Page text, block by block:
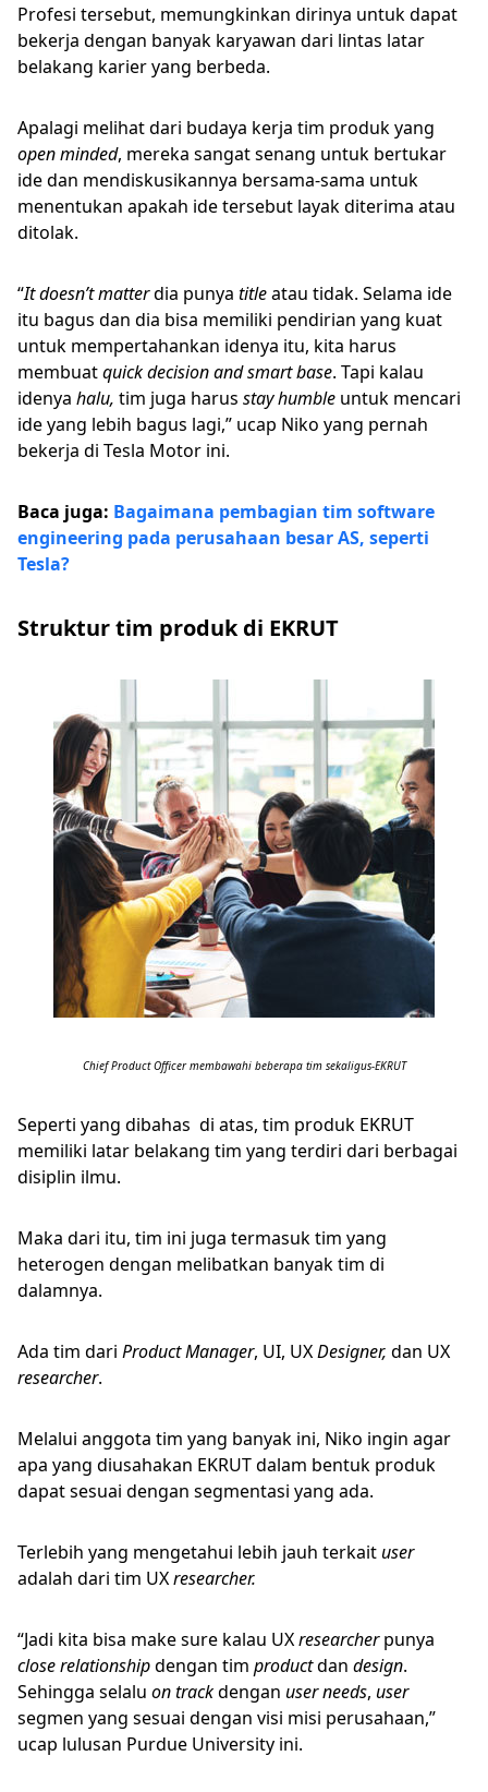
Profesi tersebut, memungkinkan dirinya untuk dapat
bekerja dengan banyak karyawan dari lintas latar
belakang karier yang berbeda.
Apalagi melihat dari budaya kerja tim produk yang
open minded, mereka sangat senang untuk bertukar
ide dan mendiskusikannya bersama-sama untuk
menentukan apakah ide tersebut layak diterima atau
ditolak.
“It doesn’t matterdia punya titleatau tidak. Selama ide
itu bagus dan dia bisa memiliki pendirian yang kuat
untuk mempertahankan idenya itu, kita harus
membuatquick decision and smart base. Tapi kalau
idenya halu, tim juga harus stay humble untuk mencari
ide yang lebih bagus lagi,” ucap Niko yang pernah
bekerja di Tesla Motor ini.
Baca juga: Bagaimana pembagian tim software
engineering pada perusahaan besar AS, seperti
Tesla?
Struktur tim produk di EKRUT
Chief Product Officer membawahi beberapa tim sekaligus-EKRUT
Seperti yang dibahas di atas, tim produk EKRUT
memiliki latar belakang tim yang terdiri dari berbagai
disiplin ilmu.
Maka dari itu, tim ini juga termasuk tim yang
heterogen dengan melibatkan banyak tim di
dalamnya.
Ada tim dari Product Manager, UI, UXDesigner, dan UX
researcher.
Melalui anggota tim yang banyak ini, Niko ingin agar
apa yang diusahakan EKRUT dalam bentuk produk
dapat sesuai dengan segmentasi yang ada.
Terlebih yang mengetahui lebih jauh terkaituser
adalah dari tim UXresearcher.
“Jadi kita bisa make sure kalau UXresearcherpunya
close relationshipdengan tim productdan design.
Sehingga selalu on trackdengan user needs, user
segmen yang sesuai dengan visi misi perusahaan,”
ucap lulusan Purdue University ini.